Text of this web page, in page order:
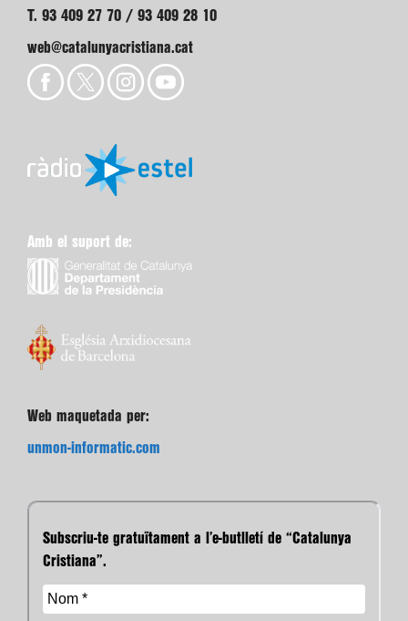
T. 93 409 27 70 / 93 409 28 10
web@catalunyacristiana.cat
Amb el suport de:
Web maquetada per:
unmon-informatic.com
Subscriu-te gratuïtament a l’e-butlletí de “Catalunya
Cristiana”.